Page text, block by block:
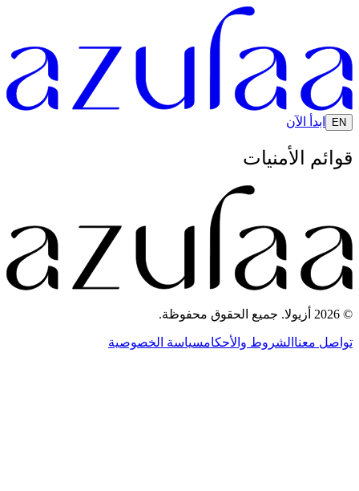
EN ابدأ الآن
قوائم الأمنيات
© 2026 أزيولا. جميع الحقوق محفوظة.
تواصل معنا الشروط والأحكامسياسة الخصوصية